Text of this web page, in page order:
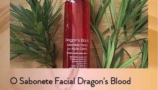
O Sabonete Facial Dragon's Blood